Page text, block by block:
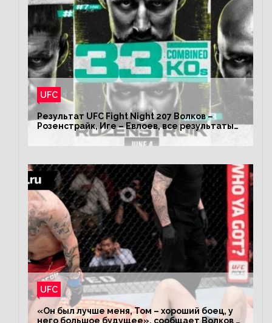
UFC
Результат UFC Fight Night 207 Волков –
Розенстрайк, Иге – Евлоев, все результаты
турнира ЮФС ФН 207
UFC
«Он был лучше меня, Том – хороший боец, у
него большое будущее», сообщает Волков –